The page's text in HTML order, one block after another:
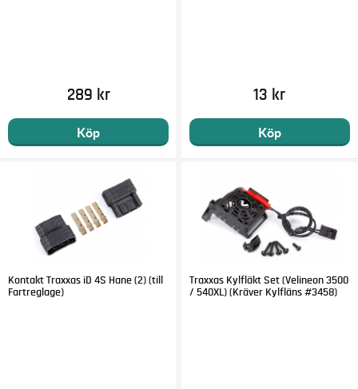
289 kr
Köp
13 kr
Köp
Kontakt Traxxas iD 4S Hane (2) (till
Fartreglage)
Traxxas Kylfläkt Set (Velineon 3500
/ 540XL) (Kräver Kylfläns #3458)